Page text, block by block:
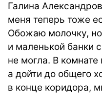
Галина
меня теперь тоже
Обожаю молочку,
и маленькой банки
не могла. В
а дойти до общего
в конце коридора,